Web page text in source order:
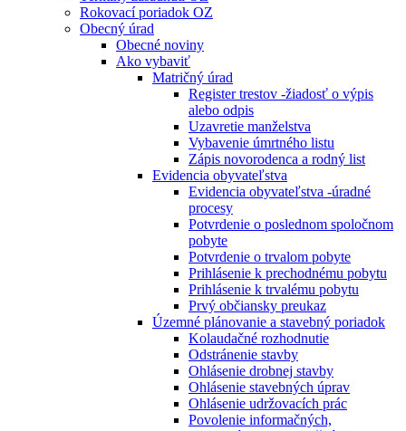
Rokovací poriadok OZ
Obecný úrad
Obecné noviny
Ako vybaviť
Matričný úrad
Register trestov -žiadosť o výpis
alebo odpis
Uzavretie manželstva
Vybavenie úmrtného listu
Zápis novorodenca a rodný list
Evidencia obyvateľstva
Evidencia obyvateľstva -úradné
procesy
Potvrdenie o poslednom spoločnom
pobyte
Potvrdenie o trvalom pobyte
Prihlásenie k prechodnému pobytu
Prihlásenie k trvalému pobytu
Prvý občiansky preukaz
Územné plánovanie a stavebný poriadok
Kolaudačné rozhodnutie
Odstránenie stavby
Ohlásenie drobnej stavby
Ohlásenie stavebných úprav
Ohlásenie udržovacích prác
Povolenie informačných,